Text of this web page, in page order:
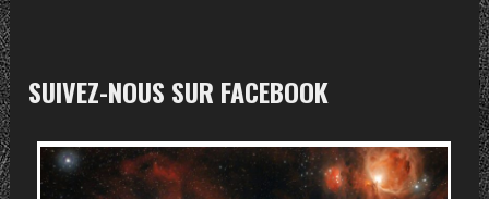
SUIVEZ-NOUS SUR FACEBOOK